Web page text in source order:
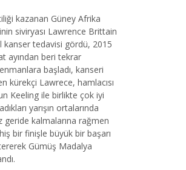
kazanan Güney Afrika
siviryası Lawrence Brittain
kanser tedavisi gördü, 2015
ayından beri tekrar
başladı, kanseri
kürekçi Lawrece, hamlacısı
Keeling ile birlikte çok iyi
yarışın ortalarında
geride kalmalarına rağmen
bir finişle büyük bir başarı
Gümüş Madalya